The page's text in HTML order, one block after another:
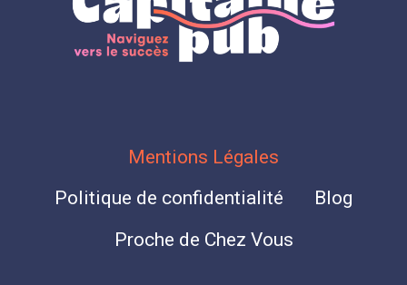
Mentions Légales
Politique de confidentialité
Blog
Proche de Chez Vous